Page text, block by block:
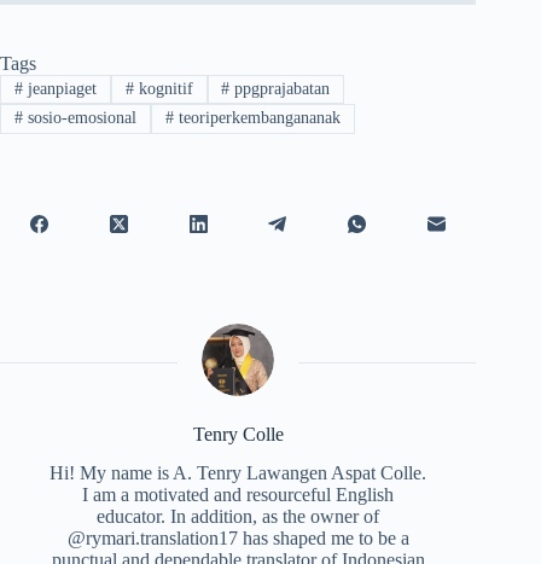
Tags
#jeanpiaget #kognitif # ppgprajabatan
#sosio-emosional #teoriperkembangananak
Tenry Colle
Hi! My name is A. Tenry Lawangen Aspat Colle.
I am a motivated and resourceful English
educator. In addition, as the owner of
@rymari.translation17 has shaped me to be a